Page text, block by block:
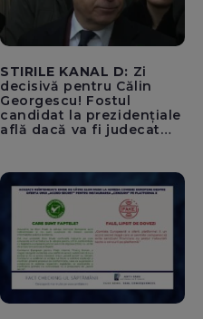
STIRILE KANAL D: Zi
decisivă pentru Călin
Georgescu! Fostul
candidat la prezidențiale
află dacă va fi judecat